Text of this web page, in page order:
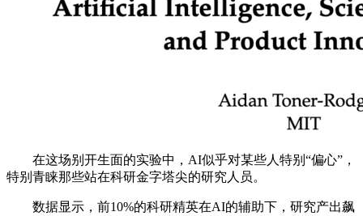
在这场别开生面的实验中，AI似乎对某些人特别“偏心”，
特别青睐那些站在科研金字塔尖的研究人员。
数据显示，前10%的科研精英在AI的辅助下，研究产出飙